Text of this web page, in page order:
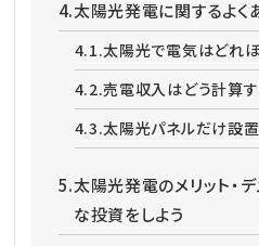
4.太陽光発電に関するよく
4.1.太陽光で電気はどれ
4.2.売電収入はどう計算
4.3.太陽光パネルだけ設
5.太陽光発電のメリット・
な投資をしよう